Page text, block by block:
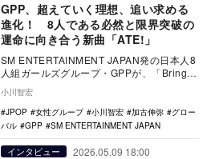
GPP、超えていく理想、追い求める
進化！ 8人である必然と限界突破の
運命に向き合う新曲「ATE!」
SM ENTERTAINMENT JAPAN発の日本人8
人組ガールズグループ・GPPが、「Bring it
Back」でのデビュ…
小川智宏
JPOP
女性グループ 小川智宏 加古伸弥
グロー
バル
GPP SM ENTERTAINMENT JAPAN
インタビュー 2026.05.09 18:00